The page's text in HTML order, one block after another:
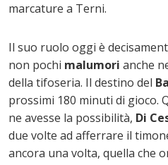
marcature a Terni.
Il suo ruolo oggi è
non pochi malumori anche
della tifoseria. Il destino del
prossimi 180 minuti di gioco.
ne avesse la possibilità, Di
due volte ad afferrare il
ancora una volta, quella che